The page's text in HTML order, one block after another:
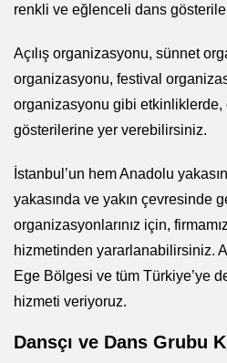
renkli ve eğlenceli dans
Açılış organizasyonu, sünnet
organizasyonu, festival
organizasyonu gibi etkinliklerde,
gösterilerine yer verebilirsiniz.
İstanbul’un hem Anadolu
yakasında ve yakın çevresinde
organizasyonlarınız için,
hizmetinden yararlanabilirsiniz.
Ege Bölgesi ve tüm Türkiye’ye
hizmeti veriyoruz.
Dansçı ve Dans Grubu